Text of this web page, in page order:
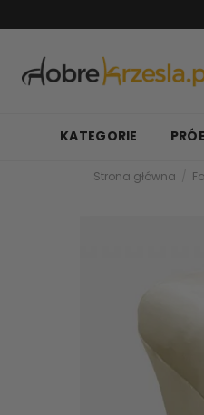
KATEGORIE
Strona główna